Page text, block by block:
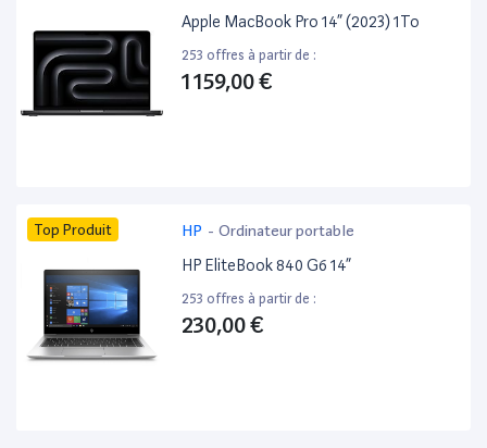
Apple MacBook Pro 14” (2023) 1To
253 offres à partir de :
1 159,00 €
Top Produit HP - Ordinateur portable
HP EliteBook 840 G6 14”
253 offres à partir de :
230,00 €